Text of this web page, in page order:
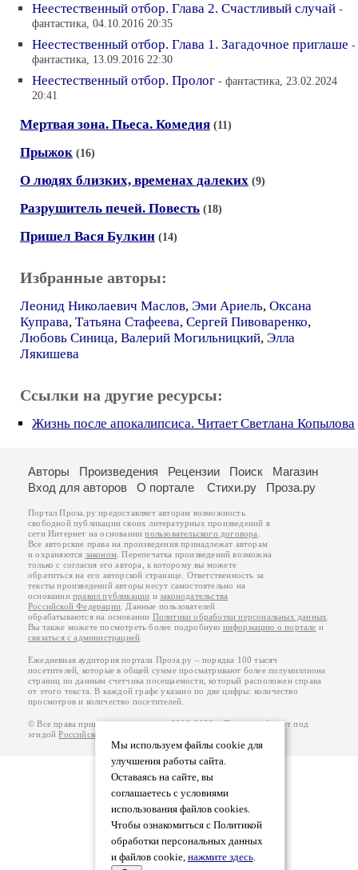
Неестественный отбор. Глава 2. Счастливый случай -
фантастика, 04.10.2016 20:35
Неестественный отбор. Глава 1. Загадочное приглаше -
фантастика, 13.09.2016 22:30
Неестественный отбор. Пролог - фантастика, 23.02.2024
20:41
Мертвая зона. Пьеса. Комедия (11)
Прыжок (16)
О людях близких, временах далеких (9)
Разрушитель печей. Повесть (18)
Пришел Вася Булкин (14)
Избранные авторы:
Леонид Николаевич Маслов, Эми Ариель, Оксана
Куправа, Татьяна Стафеева, Сергей Пивоваренко,
Любовь Синица, Валерий Могильницкий, Элла
Лякишева
Ссылки на другие ресурсы:
Жизнь после апокалипсиса. Читает Светлана Копылова
Мы используем файлы cookie для
улучшения работы сайта.
Оставаясь на сайте, вы
соглашаетесь с условиями
использования файлов cookies.
Чтобы ознакомиться с Политикой
обработки персональных данных
и файлов cookie, нажмите здесь.
Авторы Произведения Рецензии Поиск
Магазин
Вход для авторов
О портале Стихи.ру Проза.ру
Портал Проза.ру предоставляет авторам возможность
свободной публикации своих литературных произведений в
сети Интернет на основаниипользовательского договора
Все авторские права на произведения принадлежат авторам
и охраняются законом . Перепечатка произведений возможна
только с согласия его автора, к которому вы можете
обратиться на его авторской странице. Ответственность за
тексты произведений авторы несут самостоятельно на
основанииправил публикации изаконодательства
Российской Федерации . Данные пользователей
обрабатываются на основании Политики обработки персональных данных
Вы также можете посмотреть более подробную информацию о портале и
связаться с администрацией
Ежедневная аудитория портала Проза.ру – порядка 100 тысяч
посетителей, которые в общей сумме просматривают более полумиллиона
страниц по данным счетчика посещаемости, который расположен справа
от этого текста. В каждой графе указано по две цифры: количество
просмотров и количество посетителей.
© Все права принадлежат авторам, 2000-2026. Портал работает под
эгидойРоссийского союза писателей